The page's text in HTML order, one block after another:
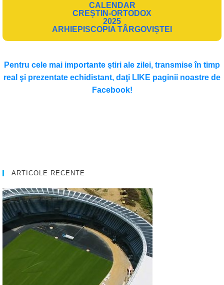
CALENDAR
CREȘTIN-ORTODOX
2025
ARHIEPISCOPIA TÂRGOVIȘTEI
Pentru cele mai importante ştiri ale zilei, transmise în timp
real şi prezentate echidistant, daţi LIKE paginii noastre de
Facebook!
ARTICOLE RECENTE